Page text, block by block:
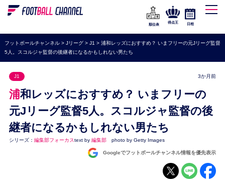
WEリーグ
海外サッカー
プレミアリーグ
セリエA
ブンデスリーガ
UEFA
ナショナルチーム
順位表
得点王 日程
フットボールチャンネル> Jリーグ> J1 > 浦和レッズにおすすめ？ いまフリーの元Jリーグ監督
5人。スコルジャ監督の後継者になるかもしれない男たち
J1 3か月前
浦和レッズにおすすめ？ いまフリーの
元Jリーグ監督5人。スコルジャ監督の後
継者になるかもしれない男たち
シリーズ： 編集部フォーカスtext by 編集部 photo by Getty Images
Googleでフットボールチャンネル情報を優先表示